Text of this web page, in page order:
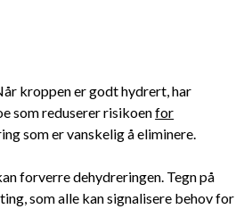
kroppen er godt hydrert, har
som reduserer risikoenfor
som er vanskelig å eliminere.
forverre dehydreringen. Tegn på
som alle kan signalisere behov for